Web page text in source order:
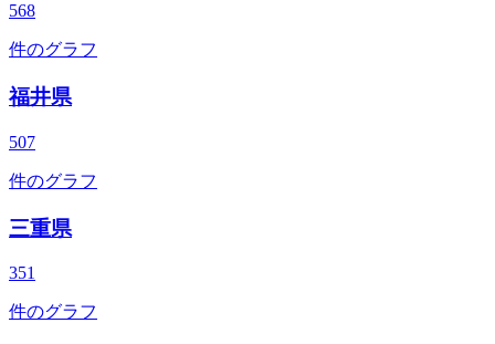
568
件のグラフ
福井県
507
件のグラフ
三重県
351
件のグラフ